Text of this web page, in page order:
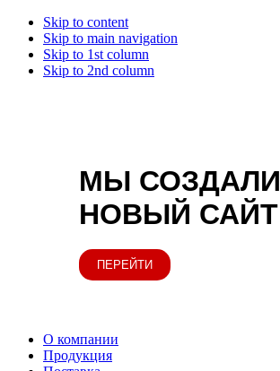
Skip to content
Skip to main navigation
Skip to 1st column
Skip to 2nd column
МЫ СОЗДАЛИ
НОВЫЙ САЙТ
ПЕРЕЙТИ
О компании
Продукция